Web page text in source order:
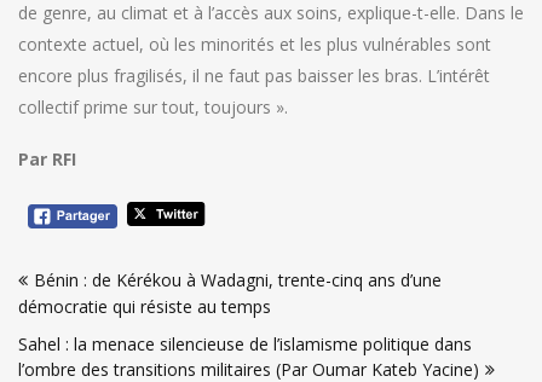
de genre, au climat et à l’accès aux soins, explique-t-elle. Dans le
contexte actuel, où les minorités et les plus vulnérables sont
encore plus fragilisés, il ne faut pas baisser les bras. L’intérêt
collectif prime sur tout, toujours ».
Par RFI
de
l’article
Bénin : de Kérékou à Wadagni, trente-cinq ans d’une
démocratie qui résiste au temps
Sahel : la menace silencieuse de l’islamisme politique dans
l’ombre des transitions militaires (Par Oumar Kateb Yacine)